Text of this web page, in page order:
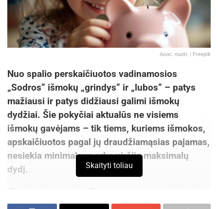
Asoc. nuotr. | Freepik
Nuo spalio perskaičiuotos vadinamosios
„Sodros“ išmokų „grindys“ ir „lubos“ – patys
mažiausi ir patys didžiausi galimi išmokų
dydžiai. Šie pokyčiai aktualūs ne visiems
išmokų gavėjams – tik tiems, kuriems išmokos,
apskaičiuotos pagal jų draudžiamąsias pajamas,
nesiekia minimalaus arba viršija maksimalų
dydį.
Išmokos bus apskaičiuojamos taip pat, kaip ir
anksčiau – kiekvieno gavėjo išmokos dydis
Skaityti toliau